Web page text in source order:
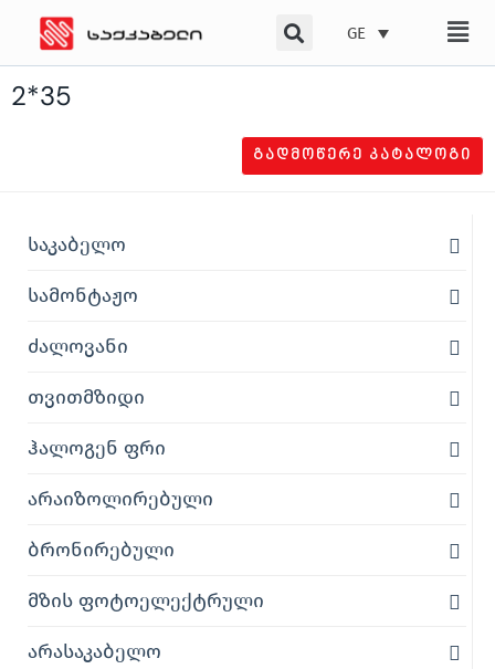
content
GE
2*35
ᲒᲐᲓᲛᲝᲬᲔᲠᲔ ᲙᲐᲢᲐᲚᲝᲒᲘ
საკაბელო
სამონტაჟო
ძალოვანი
თვითმზიდი
ჰალოგენ ფრი
არაიზოლირებული
ბრონირებული
მზის ფოტოელექტრული
არასაკაბელო